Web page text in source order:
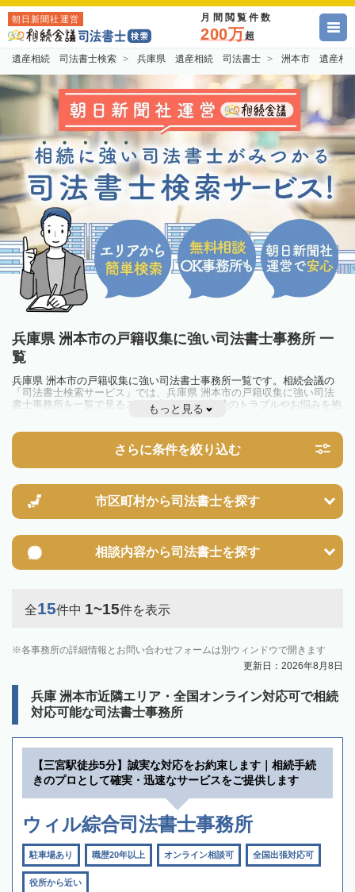
朝日新聞社運営 月間閲覧件数
200万超
遺産相続 司法書士検索 兵庫県 遺産相続 司法書士 洲本市 遺産相
兵庫県 洲本市の戸籍収集に強い司法書士事務所 一
覧
兵庫県 洲本市の戸籍収集に強い司法書士事務所一覧です。相続会議の
「司法書士検索サービス」では、兵庫県 洲本市の戸籍収集に強い司法
書士事務所を一覧で見ることが出来ます。相続のトラブルやお悩みを抱
えている方は一度近隣の司法書士に相談してみましょう。
もっと見る
さらに条件を絞り込む
市区町村から司法書士を探す
相談内容から司法書士を探す
全15件中 1~15件を表示
各事務所の詳細情報とお問い合わせフォームは別ウィンドウで開きます
更新日：2026年8月8日
兵庫 洲本市近隣エリア・全国オンライン対応可で相続
対応可能な司法書士事務所
【三宮駅徒歩5分】誠実な対応をお約束します｜相続手続
きのプロとして確実・迅速なサービスをご提供します
ウィル綜合司法書士事務所
駐車場あり 職歴20年以上 オンライン相談可 全国出張対応可
役所から近い